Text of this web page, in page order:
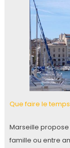
Que faire le
Marseille
famille ou entre